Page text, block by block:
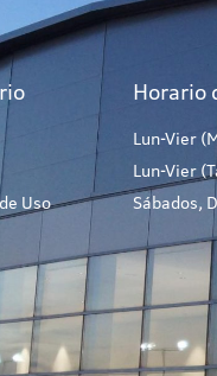
Uso
Horario
Lun-Vier
Lun-Vier
Sábados,